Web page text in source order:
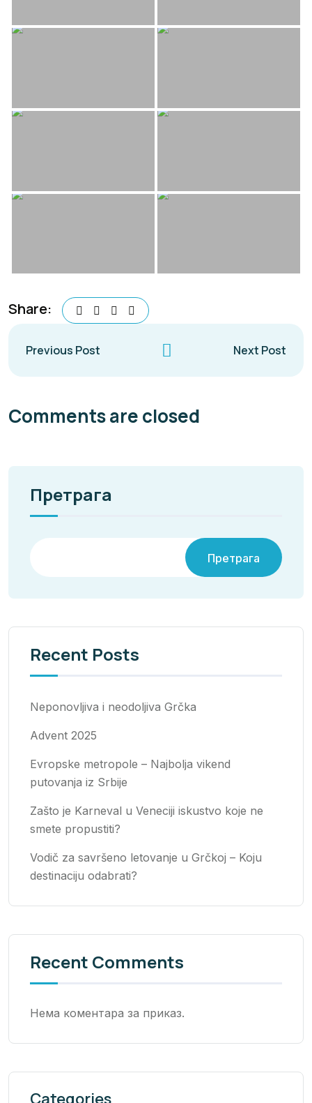
Share:
Previous Post Next Post
Comments are closed
Претрага
Претрага
Recent Posts
Neponovljiva i neodoljiva Grčka
Advent 2025
Evropske metropole – Najbolja vikend
putovanja iz Srbije
Zašto je Karneval u Veneciji iskustvo koje ne
smete propustiti?
Vodič za savršeno letovanje u Grčkoj – Koju
destinaciju odabrati?
Recent Comments
Нема коментара за приказ.